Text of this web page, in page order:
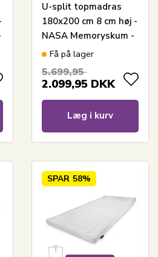
U-split topmadras
180x200 cm 8 cm høj -
NASA Memoryskum -
Ergonomisk
Living trykaflastende
Få på lager
5.699,95
2.099,95 DKK
Læg i kurv
SPAR 58%